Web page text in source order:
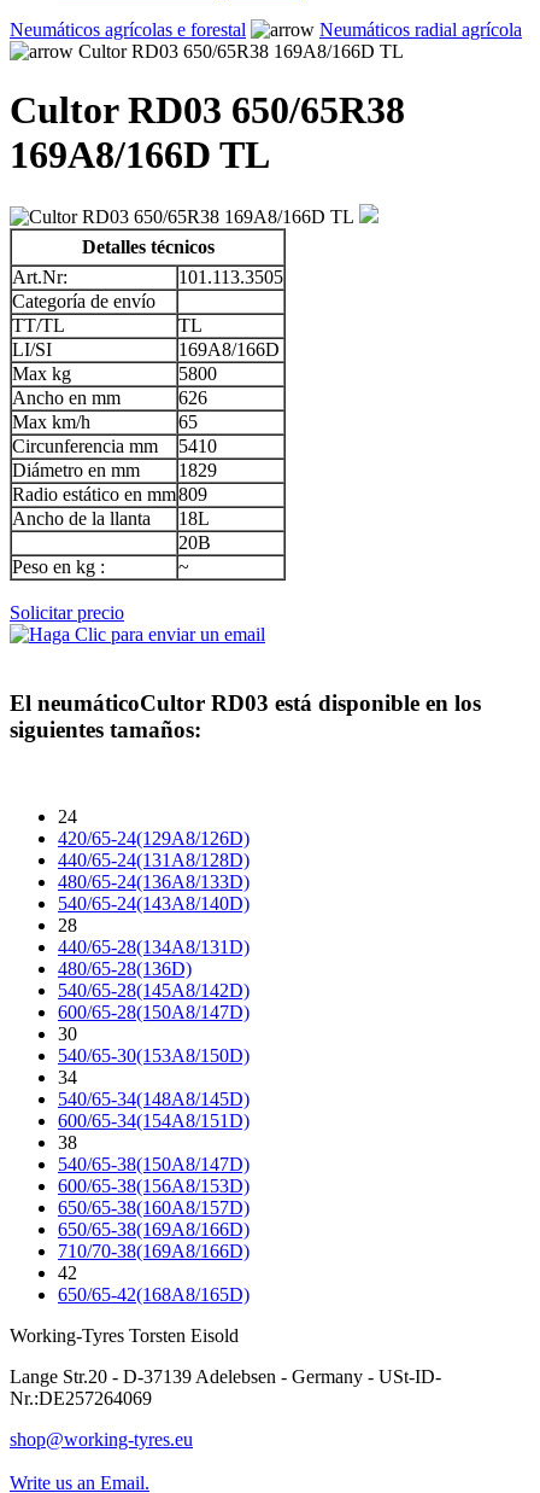
Neumáticos agrícolas e forestal
Neumáticos radial agrícola
Cultor RD03 650/65R38 169A8/166D TL
Cultor RD03 650/65R38
169A8/166D TL
Detalles técnicos
Art.Nr:
101.113.3505
Categoría de envío
TT/TL
TL
LI/SI
169A8/166D
Max kg
5800
Ancho en mm
626
Max km/h
65
Circunferencia mm
5410
Diámetro en mm
1829
Radio estático en mm809
Ancho de la llanta
18L
20B
Peso en kg :
~
Solicitar precio
El neumáticoCultor RD03 está disponible en los
siguientes tamaños:
24
420/65-24(129A8/126D)
440/65-24(131A8/128D)
480/65-24(136A8/133D)
540/65-24(143A8/140D)
28
440/65-28(134A8/131D)
480/65-28(136D)
540/65-28(145A8/142D)
600/65-28(150A8/147D)
30
540/65-30(153A8/150D)
34
540/65-34(148A8/145D)
600/65-34(154A8/151D)
38
540/65-38(150A8/147D)
600/65-38(156A8/153D)
650/65-38(160A8/157D)
650/65-38(169A8/166D)
710/70-38(169A8/166D)
42
650/65-42(168A8/165D)
Working-Tyres Torsten Eisold
Lange Str.20 - D-37139 Adelebsen - Germany - USt-ID-
Nr.:DE257264069
shop@working-tyres.eu
Write us an Email.